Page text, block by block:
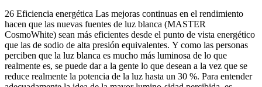
26 Eficiencia energética Las mejoras continuas en el rendimiento
hacen que las nuevas fuentes de luz blanca (MASTER
CosmoWhite) sean más eficientes desde el punto de vista energético
que las de sodio de alta presión equivalentes. Y como las personas
perciben que la luz blanca es mucho más luminosa de lo que
realmente es, se puede dar a la gente lo que desean a la vez que se
reduce realmente la potencia de la luz hasta un 30 %. Para entender